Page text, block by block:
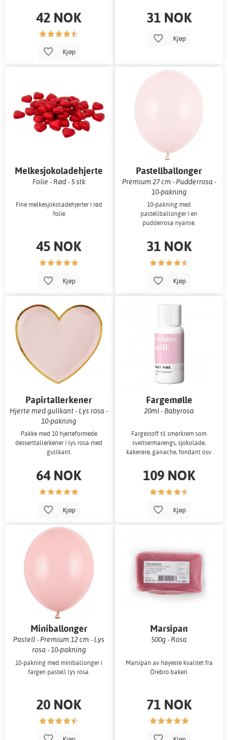
42 NOK
Kjøp
31 NOK
Kjøp
Melkesjokoladehjerte
Folie - Rød - 5 stk
Fine melkesjokoladehjerter i rød
folie
45 NOK
Kjøp
Pastellballonger
Premium 27 cm - Pudderrosa -
10-pakning
10-pakning med
pastellballonger i en
pudderrosa nyanse.
31 NOK
Kjøp
Papirtallerkener
Hjerte med gullkant - Lys rosa -
10-pakning
Pakke med 10 hjerteformede
desserttallerkener i lys rosa med
gullkant.
64 NOK
Kjøp
Fargemølle
20ml - Babyrosa
Fargestoff til smørkrem som
sveitsermarengs, sjokolade,
kakerøre, ganache, fondant osv.
109 NOK
Kjøp
Miniballonger
Pastell - Premium 12 cm - Lys
rosa - 10-pakning
10-pakning med miniballonger i
fargen pastell lys rosa.
20 NOK
Marsipan
500g - Rosa
Marsipan av høyeste kvalitet fra
Örebro bakeri.
71 NOK